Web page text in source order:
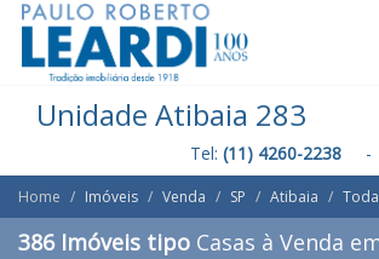
Unidade Atibaia 283
Tel: (11) 4260-2238 -
Home Imóveis Venda SP Atibaia
386 Imóveis tipo Casas à Venda